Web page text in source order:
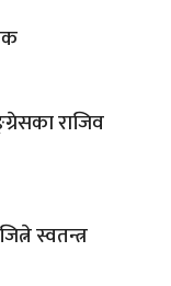
राजिव
स्वतन्त्र